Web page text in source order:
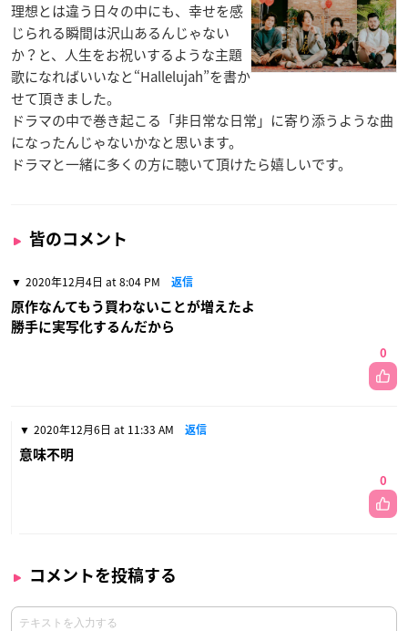
理想とは違う日々の中にも、幸せを感
じられる瞬間は沢山あるんじゃない
か？と、人生をお祝いするような主題
歌になればいいなと“Hallelujah”を書か
せて頂きました。
ドラマの中で巻き起こる「非日常な日常」に寄り添うような曲
になったんじゃないかなと思います。
ドラマと一緒に多くの方に聴いて頂けたら嬉しいです。
皆のコメント
2020年12月4日 at 8:04 PM 返信
原作なんてもう買わないことが増えたよ
勝手に実写化するんだから
0
2020年12月6日 at 11:33 AM 返信
意味不明
0
コメントを投稿する